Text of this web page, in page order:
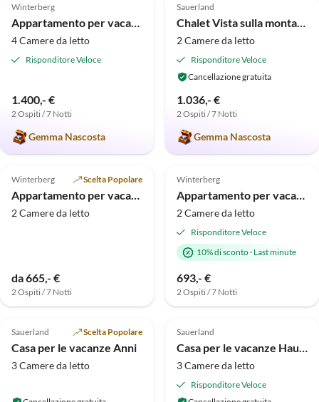
Winterberg
4 Camere da letto
Risponditore Veloce
1.400,- €
2 Ospiti / 7 Notti
Gemma Nascosta
Sauerland
2 Camere da letto
Risponditore Veloce
Cancellazione gratuita
1.036,- €
2 Ospiti / 7 Notti
Gemma Nascosta
Alto
4.4 (7)
Winterberg Scelta Popolare
2 Camere da letto
da 665,- €
2 Ospiti / 7 Notti
virtuale
Alto
5.0 (6)
Winterberg
2 Camere da letto
Risponditore Veloce
10% di sconto· Last minute
693,- €
2 Ospiti / 7 Notti
Alto
5.0 (3)
Sauerland Scelta Popolare
Casa per le vacanze Anni
3 Camere da letto
Alto
5.0 (3)
Sauerland
3 Camere da letto
Risponditore Veloce